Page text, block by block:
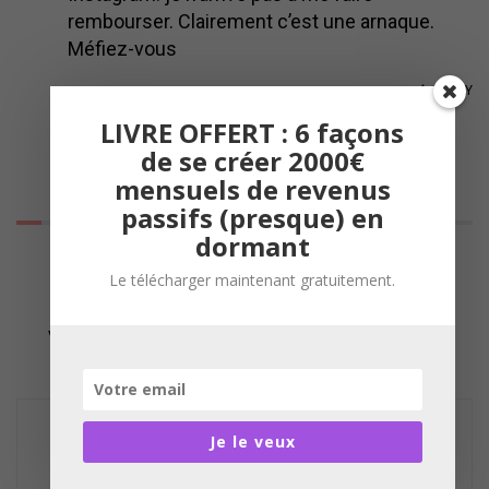
rembourser. Clairement c’est une arnaque.
Méfiez-vous
REPLY
Laisser un commentaire
Votre adresse e-mail ne sera pas publiée.
LIVRE OFFERT : 6 façons
de se créer 2000€
mensuels de revenus
passifs (presque) en
dormant
Le télécharger maintenant gratuitement.
Je le veux